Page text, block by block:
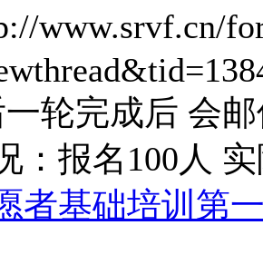
www.srvf.cn/
轮完成后 会
：报名 100人
者基础培训第